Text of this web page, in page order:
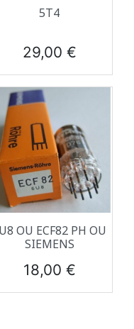
5T4
Prix
29,00 €
OU ECF82 PH OU
SIEMENS
Prix
18,00 €